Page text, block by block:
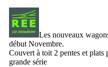
Les nouveaux
début Novembre.
Couvert à toit 2 pentes et plats
grande série